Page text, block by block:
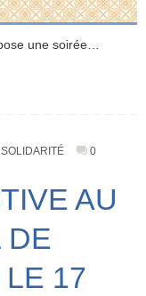
une soirée…
SOLIDARITÉ 0
AU
DE
17